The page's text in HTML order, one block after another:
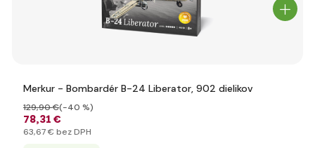
Merkur - Bombardér B-24 Liberator, 902 dielikov
78,31 €
129,90 €(-40 %)
63,67 € bez DPH